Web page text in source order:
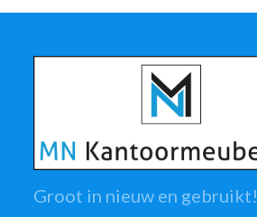
Groot in nieuw en gebruikt!